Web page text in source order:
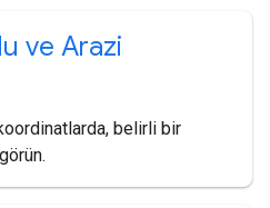
ve Arazi
belirli bir